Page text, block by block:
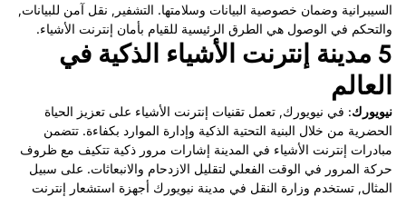
السيبرانية وضمان خصوصية البيانات وسلامتها. التشفير, نقل آمن للبيانات,
والتحكم في الوصول هي الطرق الرئيسية للقيام بأمان إنترنت الأشياء.
5 مدينة إنترنت الأشياء الذكية في
العالم
نيويورك: في نيويورك, تعمل تقنيات إنترنت الأشياء على تعزيز الحياة
الحضرية من خلال البنية التحتية الذكية وإدارة الموارد بكفاءة. تتضمن
مبادرات إنترنت الأشياء في المدينة إشارات مرور ذكية تتكيف مع ظروف
حركة المرور في الوقت الفعلي لتقليل الازدحام والانبعاثات. على سبيل
المثال, تستخدم وزارة النقل في مدينة نيويورك أجهزة استشعار إنترنت